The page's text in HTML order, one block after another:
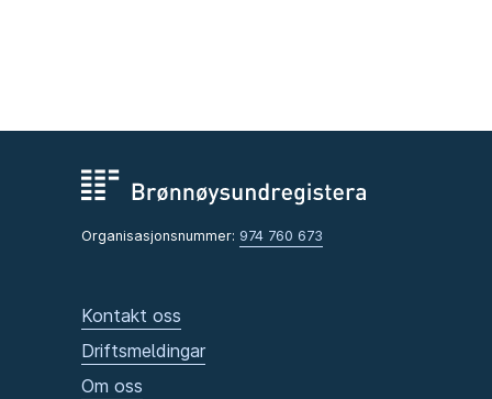
Organisasjonsnummer: 974 760 673
Kontakt oss
Driftsmeldingar
Om oss